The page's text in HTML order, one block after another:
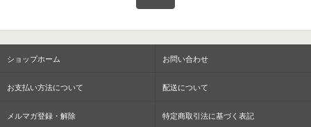
ショップホーム お問い合わせ
お支払い方法について 配送について
メルマガ登録・解除 特定商取引法に基づく表記